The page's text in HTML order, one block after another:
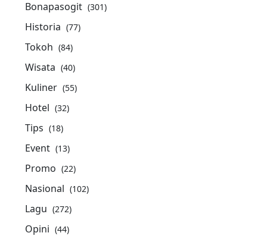
Bonapasogit (301)
Historia (77)
Tokoh (84)
Wisata (40)
Kuliner (55)
Hotel (32)
Tips (18)
Event (13)
Promo (22)
Nasional (102)
Lagu (272)
Opini (44)